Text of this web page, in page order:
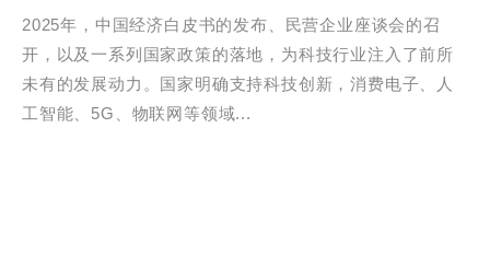
2025年，中国经济白皮书的发布、民营企业座谈会的召
开，以及一系列国家政策的落地，为科技行业注入了前所
未有的发展动力。国家明确支持科技创新，消费电子、人
工智能、5G、物联网等领域...